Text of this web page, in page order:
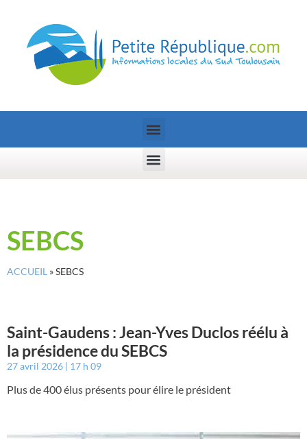
SEBCS
ACCUEIL »SEBCS
Saint-Gaudens : Jean-Yves Duclos réélu à
la présidence du SEBCS
27 avril 2026 17 h 09
Plus de 400 élus présents pour élire le président